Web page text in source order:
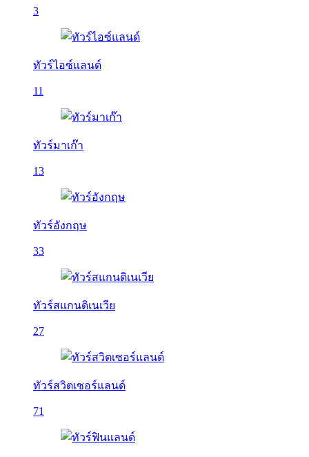
3
ทัวร์ไอซ์แลนด์
11
ทัวร์มาเก๊า
13
ทัวร์อังกฤษ
33
ทัวร์สแกนดิเนเวีย
27
ทัวร์สวิตเซอร์แลนด์
71